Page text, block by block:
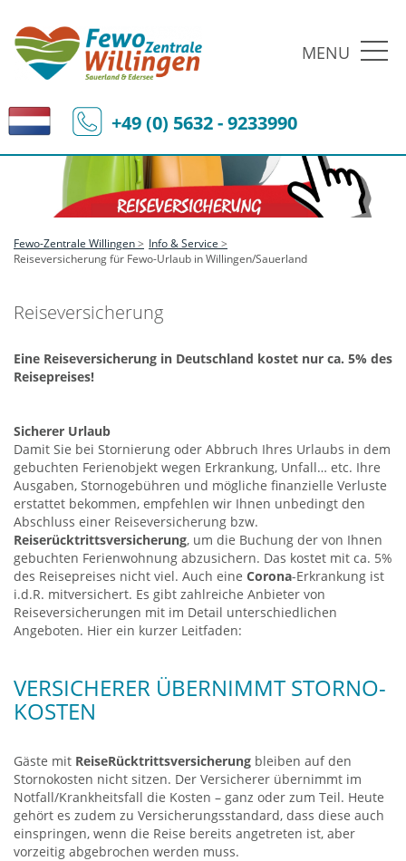
MENU
+49 (0) 5632 - 9233990
Fewo-Zentrale Willingen
Info & Service
Reiseversicherung für Fewo-Urlaub in Willingen/Sauerland
Reiseversicherung
Eine Reiseversicherung in Deutschland kostet nur ca. 5% des
Reisepreises!
Sicherer Urlaub
Damit Sie bei Stornierung oder Abbruch Ihres Urlaubs in dem
gebuchten Ferienobjekt wegen Erkrankung, Unfall… etc. Ihre
Ausgaben, Stornogebühren und mögliche finanzielle Verluste
erstattet bekommen, empfehlen wir Ihnen unbedingt den
Abschluss einer Reiseversicherung bzw.
Reiserücktrittsversicherung, um die Buchung der von Ihnen
gebuchten Ferienwohnung abzusichern. Das kostet mit ca. 5%
des Reisepreises nicht viel. Auch eine Corona-Erkrankung ist
i.d.R. mitversichert. Es gibt zahlreiche Anbieter von
Reiseversicherungen mit im Detail unterschiedlichen
Angeboten. Hier ein kurzer Leitfaden:
VERSICHERER ÜBER­NIMMT STORNO­
KOSTEN
Gäste mit ReiseRück­tritts­versicherung bleiben auf den
Storno­kosten nicht sitzen. Der Versicherer übernimmt im
Notfall/Krankheitsfall die Kosten – ganz oder zum Teil. Heute
gehört es zudem zu Versicherungsstandard, dass diese auch
einspringen, wenn die Reise bereits angetreten ist, aber
vorzeitig abge­brochen werden muss.